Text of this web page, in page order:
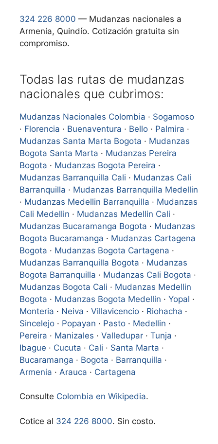
324 226 8000 — Mudanzas nacionales a
Armenia, Quindío. Cotización gratuita sin
compromiso.
Todas las rutas de mudanzas
nacionales que cubrimos:
Mudanzas Nacionales Colombia · Sogamoso
· Florencia · Buenaventura · Bello · Palmira ·
Mudanzas Santa Marta Bogota · Mudanzas
Bogota Santa Marta · Mudanzas Pereira
Bogota · Mudanzas Bogota Pereira ·
Mudanzas Barranquilla Cali · Mudanzas Cali
Barranquilla · Mudanzas Barranquilla Medellin
· Mudanzas Medellin Barranquilla · Mudanzas
Cali Medellin · Mudanzas Medellin Cali ·
Mudanzas Bucaramanga Bogota · Mudanzas
Bogota Bucaramanga · Mudanzas Cartagena
Bogota · Mudanzas Bogota Cartagena ·
Mudanzas Barranquilla Bogota · Mudanzas
Bogota Barranquilla · Mudanzas Cali Bogota ·
Mudanzas Bogota Cali · Mudanzas Medellin
Bogota · Mudanzas Bogota Medellin · Yopal ·
Monteria · Neiva · Villavicencio · Riohacha ·
Sincelejo · Popayan · Pasto · Medellin ·
Pereira · Manizales · Valledupar · Tunja ·
Ibague · Cucuta · Cali · Santa Marta ·
Bucaramanga · Bogota · Barranquilla ·
Armenia · Arauca · Cartagena
Consulte Colombia en Wikipedia.
Cotice al 324 226 8000. Sin costo.